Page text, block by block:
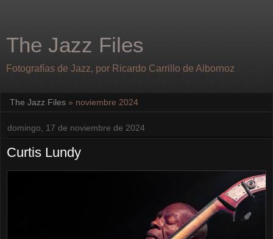
The Jazz Files
Fotografías de Jazz, por Ricardo Carrillo de Albornoz
The Jazz Files » noviembre 2024
domingo, 17 de noviembre de 2024
Curtis Lundy